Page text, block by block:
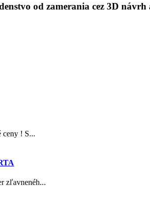
od zamerania cez 3D návrh
ceny ! S...
zľavnenéh...